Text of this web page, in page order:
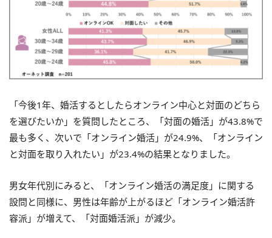
「今後1年、婚活するとしたらオンライン中心と対面のどちら
を選びたいか」を質問したところ、「対面の婚活」が43.8%で
最も多く、次いで「オンライン婚活」が24.9%、「オンライン
と対面を取り入れたい」が23.4%の結果となりました。
男女年代別にみると、「オンライン婚活の満足度」に関する
設問と同様に、男性は年齢が上がるほど「オンライン婚活許
容派」が増えて、「対面婚活派」が減少。